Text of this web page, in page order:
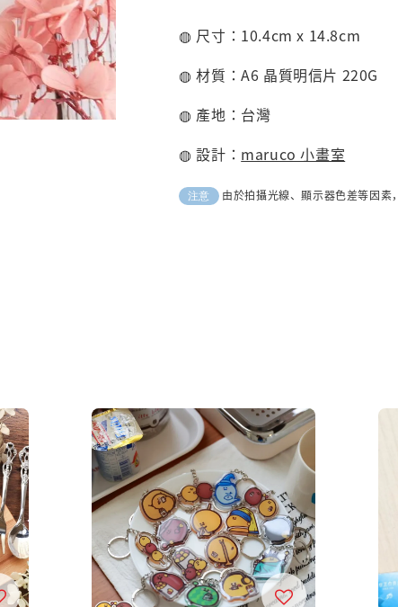
◍ 尺寸：10.4cm x 14.8cm
◍ 材質：A6 晶質明信片 220G
◍ 產地：台灣
◍ 設計： maruco 小畫室
注意 由於拍攝光線、顯示器色差等因素